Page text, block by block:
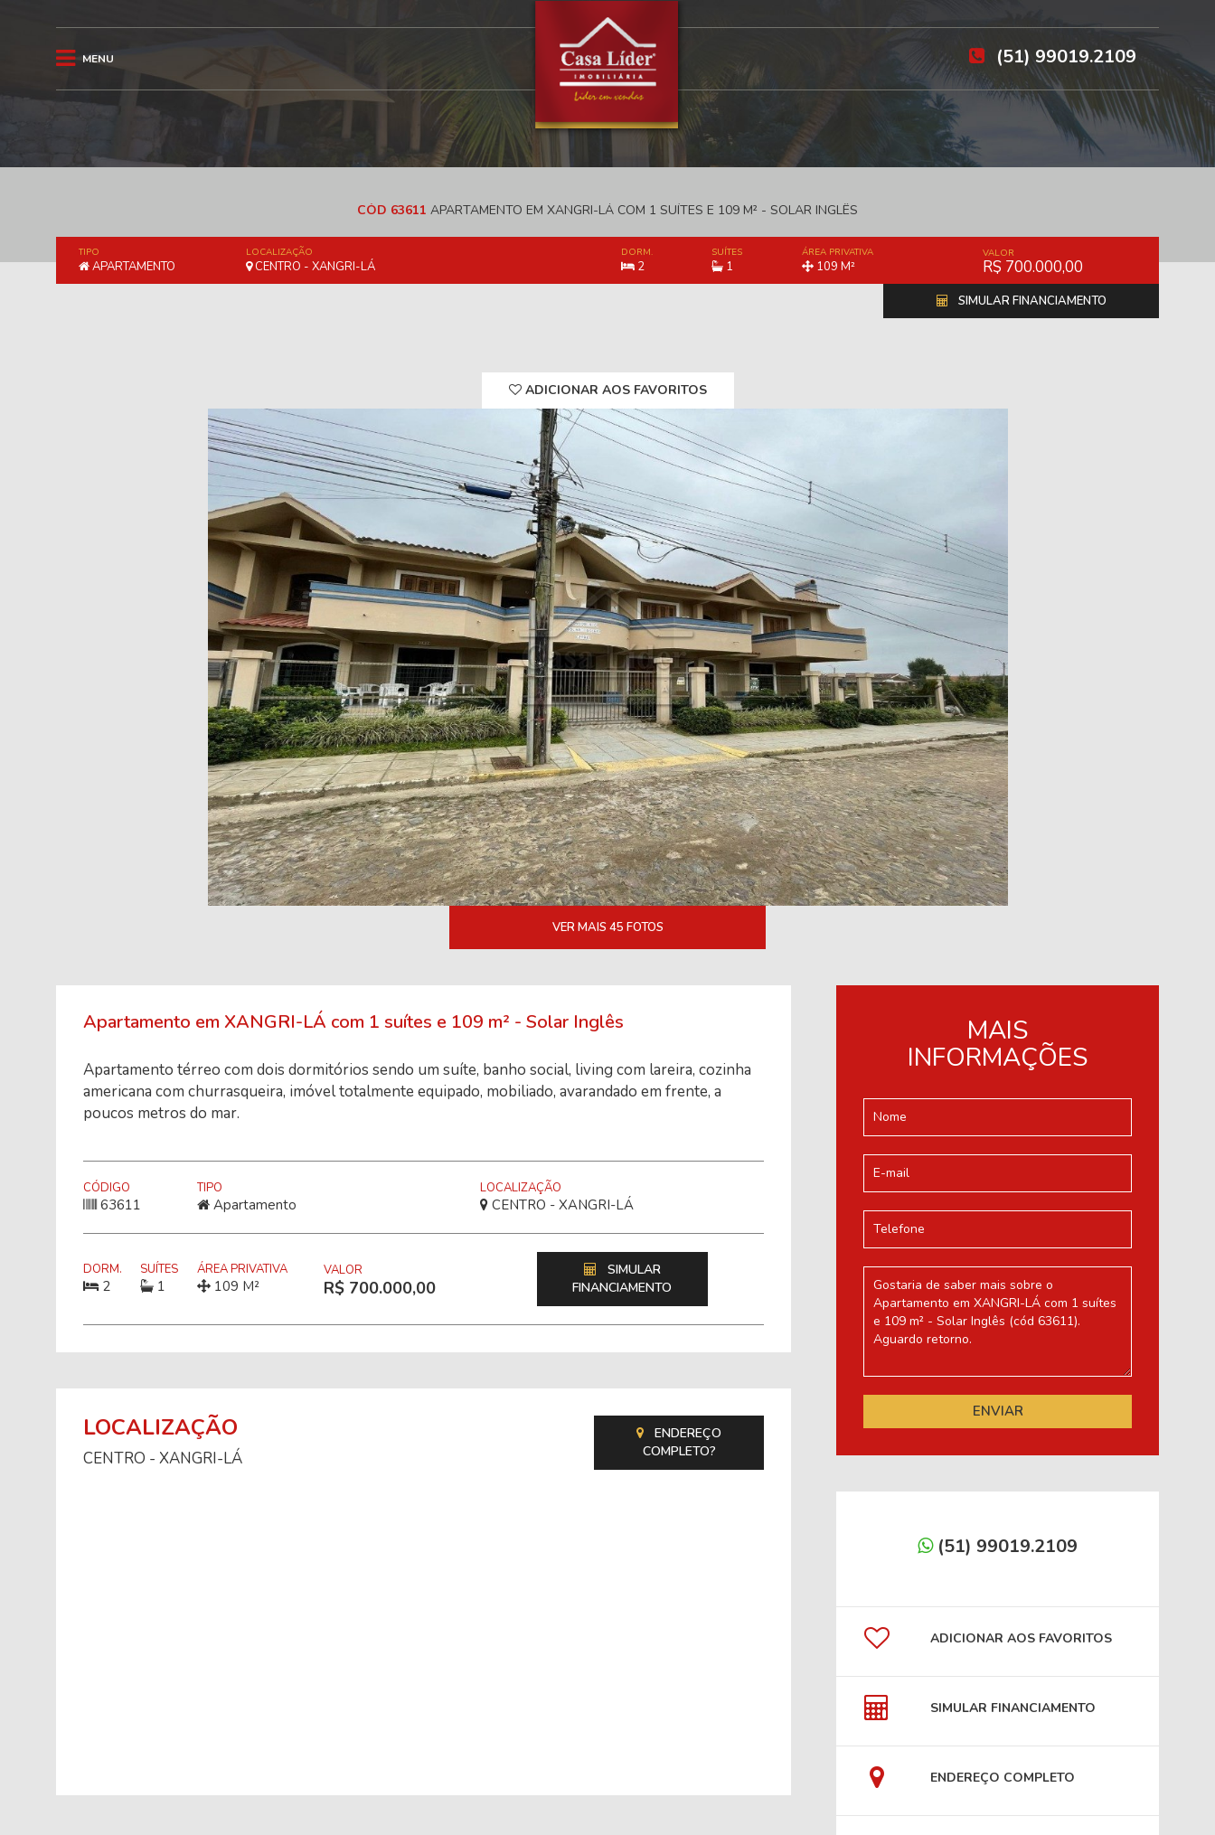
MENU (51) 99019.2109
CÓD 63611 APARTAMENTO EM XANGRI-LÁ COM 1 SUÍTES E 109 M² - SOLAR INGLÊS
TIPO
APARTAMENTO
LOCALIZAÇÃO
CENTRO - XANGRI-LÁ
DORM.
2
SUÍTES
1
ÁREA PRIVATIVA
109 M²
VALOR
R$ 700.000,00
SIMULAR FINANCIAMENTO
ADICIONAR AOS FAVORITOS
VER MAIS 45 FOTOS
Apartamento em XANGRI-LÁ com 1 suítes e 109 m² - Solar Inglês
Apartamento térreo com dois dormitórios sendo um suíte, banho social, living com lareira, cozinha
americana com churrasqueira, imóvel totalmente equipado, mobiliado, avarandado em frente, a
poucos metros do mar.
CÓDIGO
63611
TIPO
Apartamento
LOCALIZAÇÃO
CENTRO - XANGRI-LÁ
DORM.
2
SUÍTES
1
ÁREA PRIVATIVA
109 M²
VALOR
R$ 700.000,00
SIMULAR
FINANCIAMENTO
LOCALIZAÇÃO
CENTRO - XANGRI-LÁ
ENDEREÇO
COMPLETO?
MAIS
INFORMAÇÕES
(51) 99019.2109
ADICIONAR AOS FAVORITOS
SIMULAR FINANCIAMENTO
ENDEREÇO COMPLETO